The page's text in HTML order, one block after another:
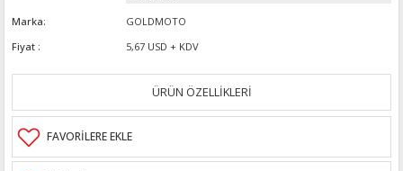
Marka
GOLDMOTO
Fiyat
5,67 USD + KDV
ÜRÜN ÖZELLİKLERİ